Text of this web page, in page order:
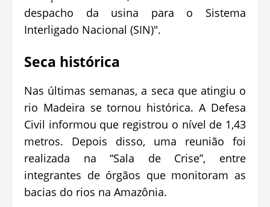
despacho da usina para o Sistema
Interligado Nacional (SIN)".
Seca histórica
Nas últimas semanas, a seca que atingiu o
rio Madeira se tornou histórica. A Defesa
Civil informou que registrou o nível de 1,43
metros. Depois disso, uma reunião foi
realizada na “Sala de Crise”, entre
integrantes de órgãos que monitoram as
bacias do rios na Amazônia.